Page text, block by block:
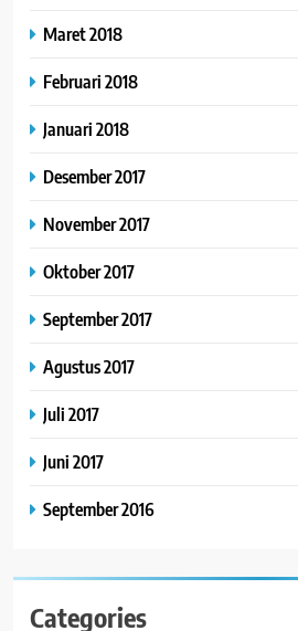
Maret 2018
Februari 2018
Januari 2018
Desember 2017
November 2017
Oktober 2017
September 2017
Agustus 2017
Juli 2017
Juni 2017
September 2016
Categories